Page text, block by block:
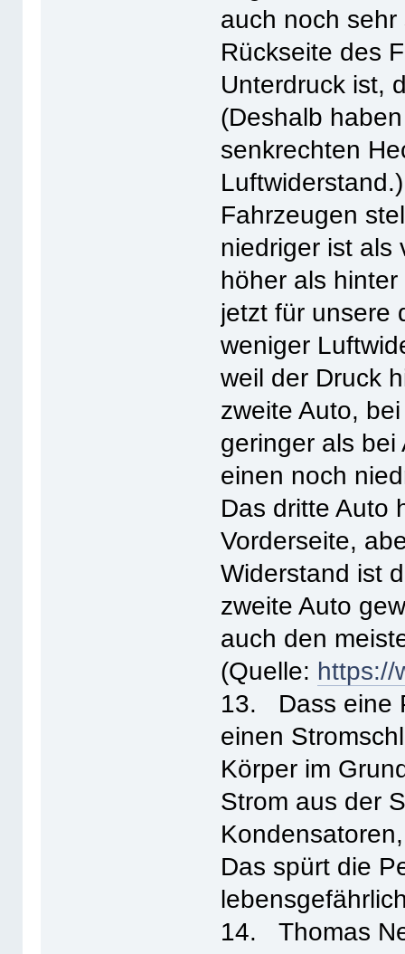
auch noch
Rückseite des
Unterdruck ist,
(Deshalb
senkrechten
Fahrzeugen
niedriger ist als
höher als
jetzt für unsere
weniger
weil der Druck
zweite Auto,
geringer als
einen noch
Das dritte Auto
Vorderseite,
Widerstand ist
zweite Auto
auch den
(Quelle: https://
13. Dass eine
einen
Körper im
Strom aus der
Das spürt die
14. Thomas